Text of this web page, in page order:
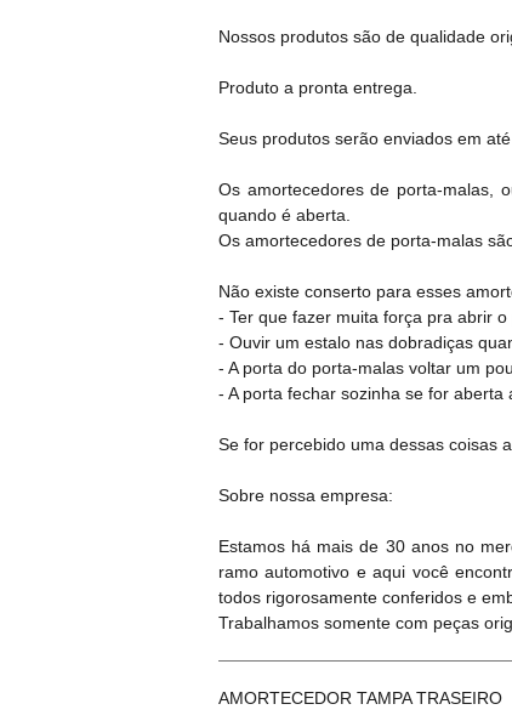
Nossos produtos são de qualidade
Produto a pronta entrega.
Seus produtos serão enviados em
Os amortecedores de porta-malas,
quando é aberta.
Os amortecedores de porta-malas
Não existe conserto para esses
- Ter que fazer muita força pra abrir o
- Ouvir um estalo nas dobradiças
- A porta do porta-malas voltar um
- A porta fechar sozinha se for aberta
Se for percebido uma dessas coisas
Sobre nossa empresa:
Estamos há mais de 30 anos no
ramo automotivo e aqui você
todos rigorosamente conferidos e
Trabalhamos somente com peças
AMORTECEDOR TAMPA TRASEIRO